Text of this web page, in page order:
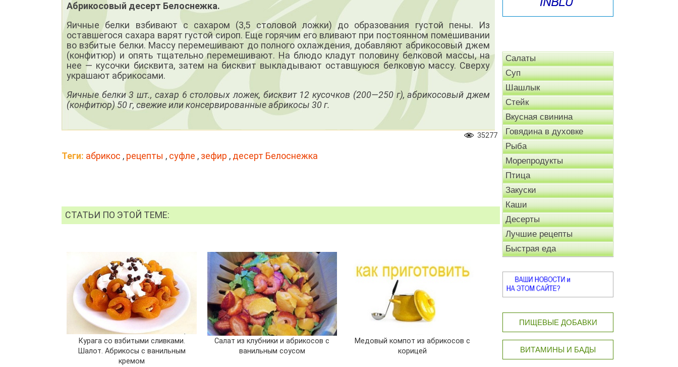
Абрикосовый десерт Белоснежка.
Яичные белки взбивают с сахаром (3,5 столовой ложки) до образования густой пены. Из
оставшегося сахара варят густой сироп. Еще горячим его вливают при постоянном помешивании
во взбитые белки. Массу перемешивают до полного охлаждения, добавляют абрикосовый джем
(конфитюр) и опять тщательно перемешивают. На блюдо кладут половину белковой массы, на
нее — кусочки бисквита, затем на бисквит выкладывают оставшуюся белковую массу. Сверху
украшают абрикосами.
Яичные белки 3 шт., сахар 6 столовых ложек, бисквит 12 кусочков (200—250 г), абрикосовый джем
(конфитюр) 50 г, свежие или консервированные абрикосы 30 г.
35277
Теги: абрикос , рецепты , суфле , зефир , десерт Белоснежка
СТАТЬИ ПО ЭТОЙ ТЕМЕ:
Курага со взбитыми сливками.
Шалот. Абрикосы с ванильным
кремом
Салат из клубники и абрикосов с
ванильным соусом
Медовый компот из абрикосов с
корицей
Салаты
Суп
Шашлык
Стейк
Вкусная свинина
Говядина в духовке
Рыба
Морепродукты
Птица
Закуски
Каши
Десерты
Лучшие рецепты
Быстрая еда
ПИЩЕВЫЕ ДОБАВКИ
ВИТАМИНЫ И БАДЫ